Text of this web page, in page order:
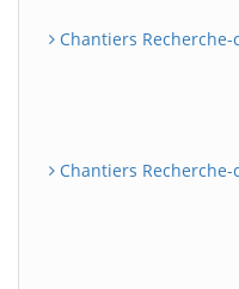
Chantiers
Chantiers